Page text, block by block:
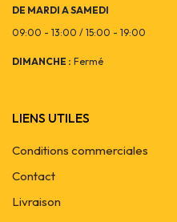
DE MARDI A SAMEDI
09:00 - 13:00 / 15:00 - 19:00
DIMANCHE : Fermé
LIENS UTILES
Conditions commerciales
Contact
Livraison